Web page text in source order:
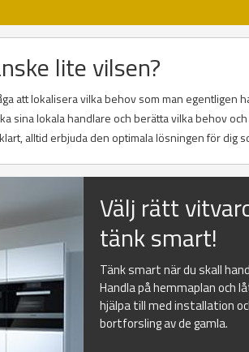
lite vilsen?
att lokalisera vilka behov som man egentligen
sina lokala handlare och berätta vilka behov
alltid erbjuda den optimala lösningen för dig
Välj rätt
tänk smart!
Tänk smart när du skall
Handla på hemmaplan och
hjälpa till med installation
bortforsling av de gamla.